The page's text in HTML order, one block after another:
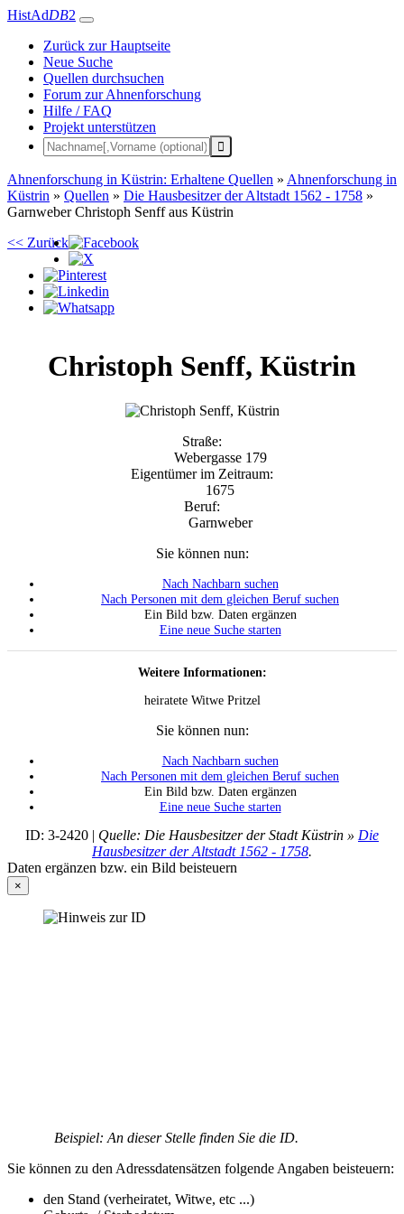
HistAdDB2
Zurück zur Hauptseite
Neue Suche
Quellen durchsuchen
Forum zur Ahnenforschung
Hilfe / FAQ
Projekt unterstützen
Ahnenforschung in Küstrin: Erhaltene Quellen » Ahnenforschung in
Küstrin » Quellen » Die Hausbesitzer der Altstadt 1562 - 1758 »
Garnweber Christoph Senff aus Küstrin
<< Zurück
Christoph Senff, Küstrin
Straße:
Webergasse 179
Eigentümer im Zeitraum:
1675
Beruf:
Garnweber
Sie können nun:
Nach Nachbarn suchen
Nach Personen mit dem gleichen Beruf suchen
Ein Bild bzw. Daten ergänzen
Eine neue Suche starten
Weitere Informationen:
heiratete Witwe Pritzel
Sie können nun:
Nach Nachbarn suchen
Nach Personen mit dem gleichen Beruf suchen
Ein Bild bzw. Daten ergänzen
Eine neue Suche starten
ID: 3-2420 | Quelle: Die Hausbesitzer der Stadt Küstrin » Die
Hausbesitzer der Altstadt 1562 - 1758.
Daten ergänzen bzw. ein Bild beisteuern
×
Beispiel: An dieser Stelle finden Sie die ID.
Sie können zu den Adressdatensätzen folgende Angaben beisteuern:
den Stand (verheiratet, Witwe, etc ...)